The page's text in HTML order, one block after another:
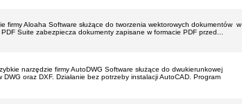
firmy Aloaha Software służące do tworzenia wektorowych dokumentów w
Suite zabezpiecza dokumenty zapisane w formacie PDF przed...
narzędzie firmy AutoDWG Software służące do dwukierunkowej
oraz DXF. Działanie bez potrzeby instalacji AutoCAD. Program